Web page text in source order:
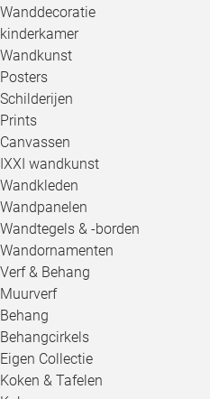
Wanddecoratie
kinderkamer
Wandkunst
Posters
Schilderijen
Prints
Canvassen
IXXI wandkunst
Wandkleden
Wandpanelen
Wandtegels & -borden
Wandornamenten
Verf & Behang
Muurverf
Behang
Behangcirkels
Eigen Collectie
Koken & Tafelen